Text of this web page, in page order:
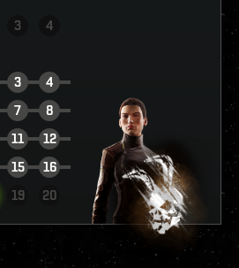
3
4
3
4
7
8
11
12
15
16
19 20
현황 확인하기